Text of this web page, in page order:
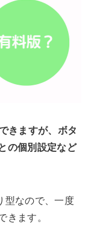
きますが、ボタ
の個別設定など
型なので、一度
きます。